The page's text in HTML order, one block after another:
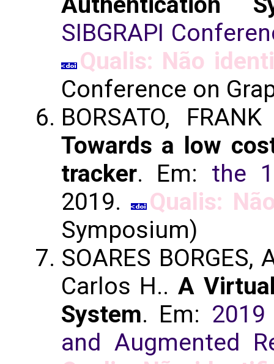
SIBGRAPI
Qualis: Não
Conference on
BORSATO,
Towards a low
tracker. Em: the
2019.
Qualis:
Symposium)
SOARES
Carlos H.. A
System. Em:
and Augmented